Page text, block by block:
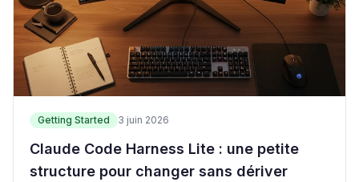
Getting Started 3 juin 2026
Claude Code Harness Lite : une petite
structure pour changer sans dériver